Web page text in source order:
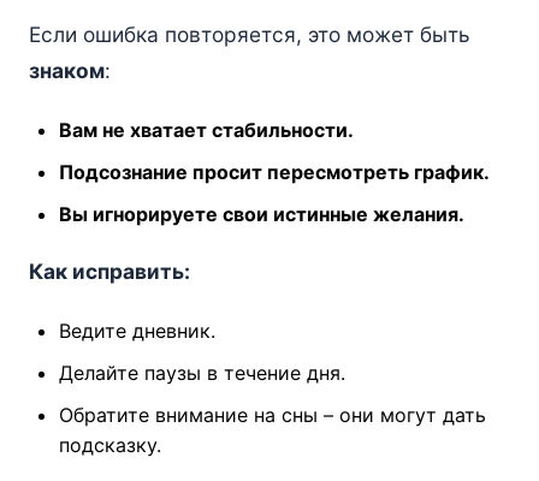
Если ошибка повторяется, это может быть
знаком:
Вам не хватает стабильности.
Подсознание просит пересмотреть график.
Вы игнорируете свои истинные желания.
Как исправить:
Ведите дневник.
Делайте паузы в течение дня.
Обратите внимание на сны – они могут дать
подсказку.